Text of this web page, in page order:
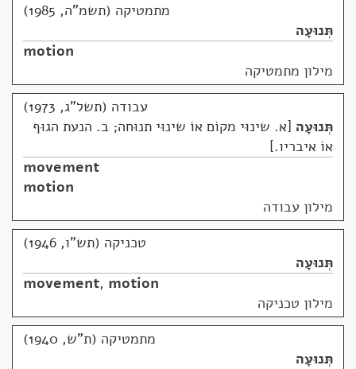
מתמטיקה (תשמ"ה, 1985)
תְּנוּעָה
motion
מילון מתמטיקה
עבודה (תשל"ג, 1973)
תְּנוּעָה א. שינוּי מקוֹם אוֹ שינוּי תנוּחה; ב. הנעת הגוּף
אוֹ איבריו.
movement
motion
מילון עבודה
טכניקה (תש"ו, 1946)
תְּנוּעָה
movement, motion
מילון טכניקה
מתמטיקה (ת"ש, 1940)
תְּנוּעָה